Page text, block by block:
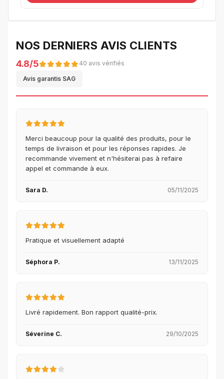
NOS DERNIERS AVIS CLIENTS
4.8/5 40 avis vérifiés
Avis garantis SAG
Merci beaucoup pour la qualité des produits, pour le
temps de livraison et pour les réponses rapides. Je
recommande vivement et n'hésiterai pas à refaire
appel et commande à eux.
Sara D. 05/11/2025
Pratique et visuellement adapté
Séphora P. 13/11/2025
Livré rapidement. Bon rapport qualité-prix.
Séverine C. 29/10/2025